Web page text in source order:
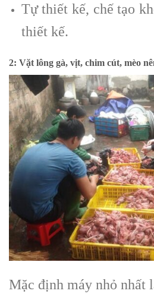
Tự thiết kế, chế tạo
thiết kế.
2: Vặt lông gà, vịt, chim cút, mèo
Mặc định máy nhỏ nhất